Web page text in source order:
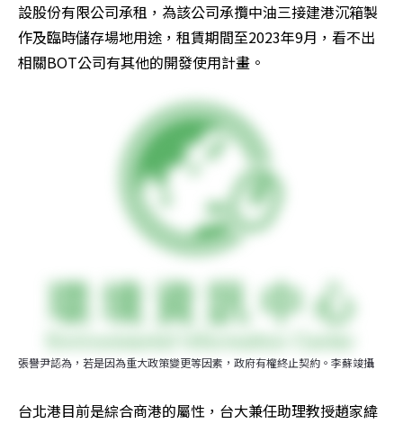
設股份有限公司承租，為該公司承攬中油三接建港沉箱製
作及臨時儲存場地用途，租賃期間至2023年9月，看不出
相關BOT公司有其他的開發使用計畫。
張譽尹認為，若是因為重大政策變更等因素，政府有權終止契約。李蘇竣攝
台北港目前是綜合商港的屬性，台大兼任助理教授趙家緯